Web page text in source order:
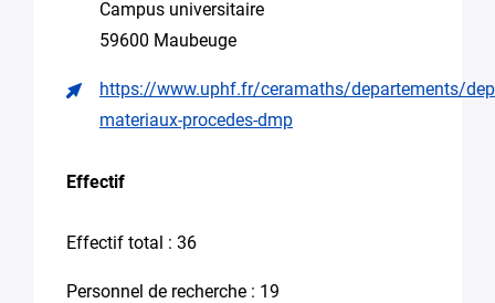
Recherche
pour
une
thèse
Autre (Merci
préciser
Campus universitaire
59600 Maubeuge
https://www.uphf.fr/ceramaths/departements/
materiaux-procedes-dmp
Effectif
Effectif total : 36
Personnel de recherche : 19